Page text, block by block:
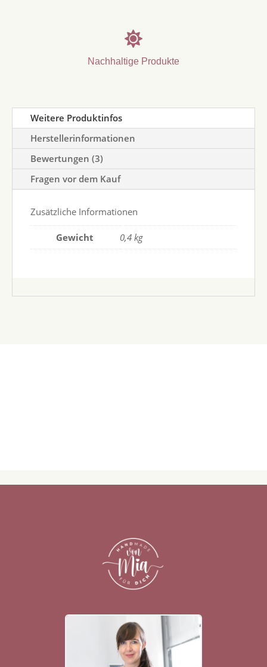

Nachhaltige Produkte
Weitere Produktinfos
Herstellerinformationen
Bewertungen (3)
Fragen vor dem Kauf
Zusätzliche Informationen
Gewicht 0,4 kg